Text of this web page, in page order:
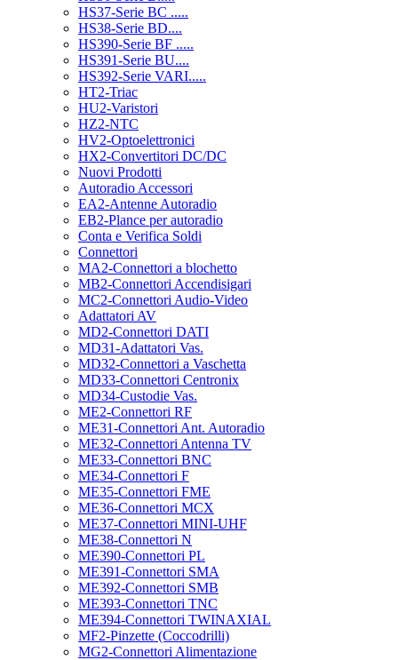
HS37-Serie BC .....
HS38-Serie BD....
HS390-Serie BF .....
HS391-Serie BU....
HS392-Serie VARI.....
HT2-Triac
HU2-Varistori
HZ2-NTC
HV2-Optoelettronici
HX2-Convertitori DC/DC
Nuovi Prodotti
Autoradio Accessori
EA2-Antenne Autoradio
EB2-Plance per autoradio
Conta e Verifica Soldi
Connettori
MA2-Connettori a blochetto
MB2-Connettori Accendisigari
MC2-Connettori Audio-Video
Adattatori AV
MD2-Connettori DATI
MD31-Adattatori Vas.
MD32-Connettori a Vaschetta
MD33-Connettori Centronix
MD34-Custodie Vas.
ME2-Connettori RF
ME31-Connettori Ant. Autoradio
ME32-Connettori Antenna TV
ME33-Connettori BNC
ME34-Connettori F
ME35-Connettori FME
ME36-Connettori MCX
ME37-Connettori MINI-UHF
ME38-Connettori N
ME390-Connettori PL
ME391-Connettori SMA
ME392-Connettori SMB
ME393-Connettori TNC
ME394-Connettori TWINAXIAL
MF2-Pinzette (Coccodrilli)
MG2-Connettori Alimentazione